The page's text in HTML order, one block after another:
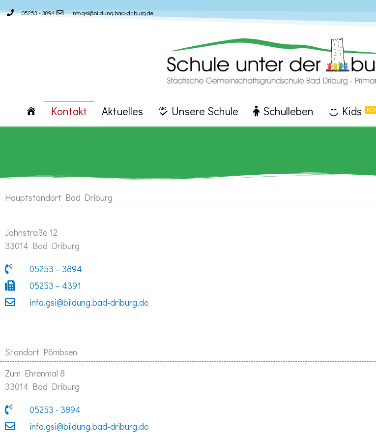
Zum
Inhalt
05253 - 3894 info.gsi@bildung.bad-driburg.de
Kontakt Aktuelles Unsere Schule Schulleben Kids NEU
Hauptstandort Bad Driburg
Jahnstraße 12
33014 Bad Driburg
05253 – 3894
05253 – 4391
info.gsi@bildung.bad-driburg.de
Standort Pömbsen
Zum Ehrenmal 8
33014 Bad Driburg
05253 - 3894
info.gsi@bildung.bad-driburg.de